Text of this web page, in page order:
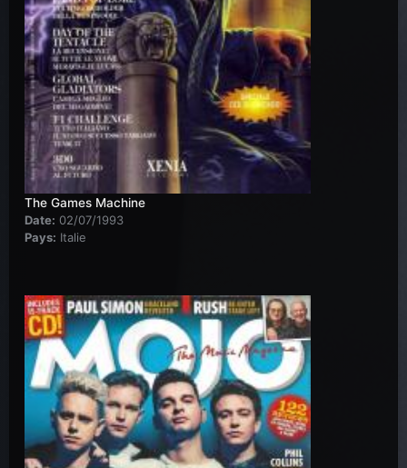
The Games Machine
Date: 02/07/1993
Pays: Italie